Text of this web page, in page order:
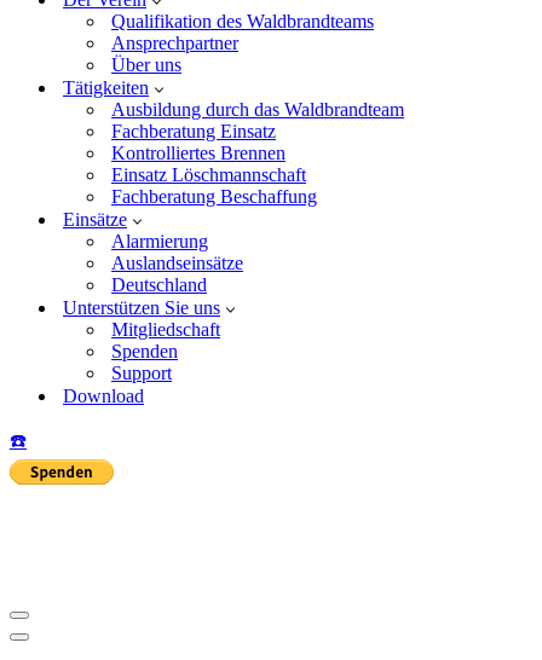
Qualifikation des Waldbrandteams
Ansprechpartner
Über uns
Tätigkeiten
Ausbildung durch das Waldbrandteam
Fachberatung Einsatz
Kontrolliertes Brennen
Einsatz Löschmannschaft
Fachberatung Beschaffung
Einsätze
Alarmierung
Auslandseinsätze
Deutschland
Unterstützen Sie uns
Mitgliedschaft
Spenden
Support
Download
☎️
Navigationsmenü
Navigationsmenü